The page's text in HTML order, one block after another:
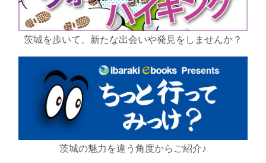
茨城を歩いて、新たな出会いや発見をしませんか？
茨城の魅力を違う角度からご紹介♪